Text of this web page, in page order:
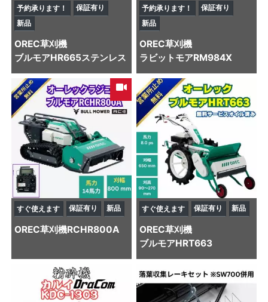
予約承ります！
保証有り
新品
OREC草刈機
ブルモアHR665ステンレス
予約承ります！
保証有り
新品
OREC草刈機
ラビットモアRM984X
すぐ使えます 保証有り 新品
OREC草刈機RCHR800A
すぐ使えます 保証有り 新品
OREC草刈機
ブルモアHRT663